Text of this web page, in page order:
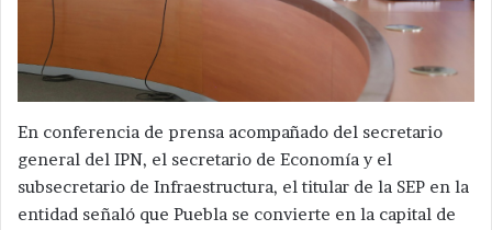
En conferencia de prensa acompañado del secretario
general del IPN, el secretario de Economía y el
subsecretario de Infraestructura, el titular de la SEP en la
entidad señaló que Puebla se convierte en la capital de